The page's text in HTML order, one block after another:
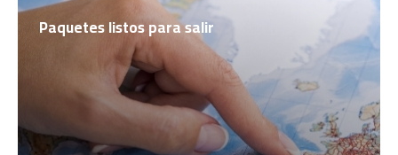
Paquetes listos para salir